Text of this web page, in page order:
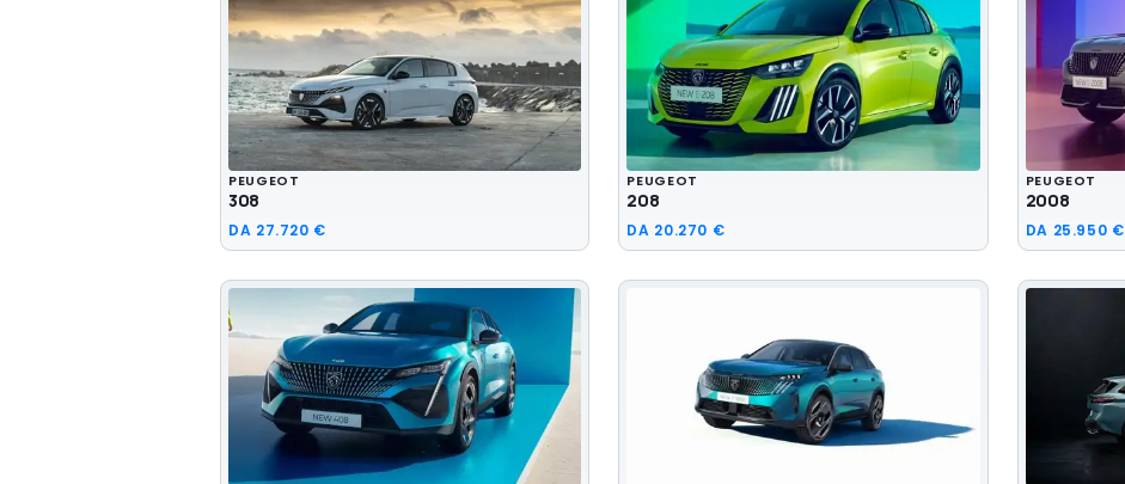
PEUGEOT
308
DA 27.720 €
PEUGEOT
208
DA 20.270 €
PEUGEOT
2008
DA 25.950 €